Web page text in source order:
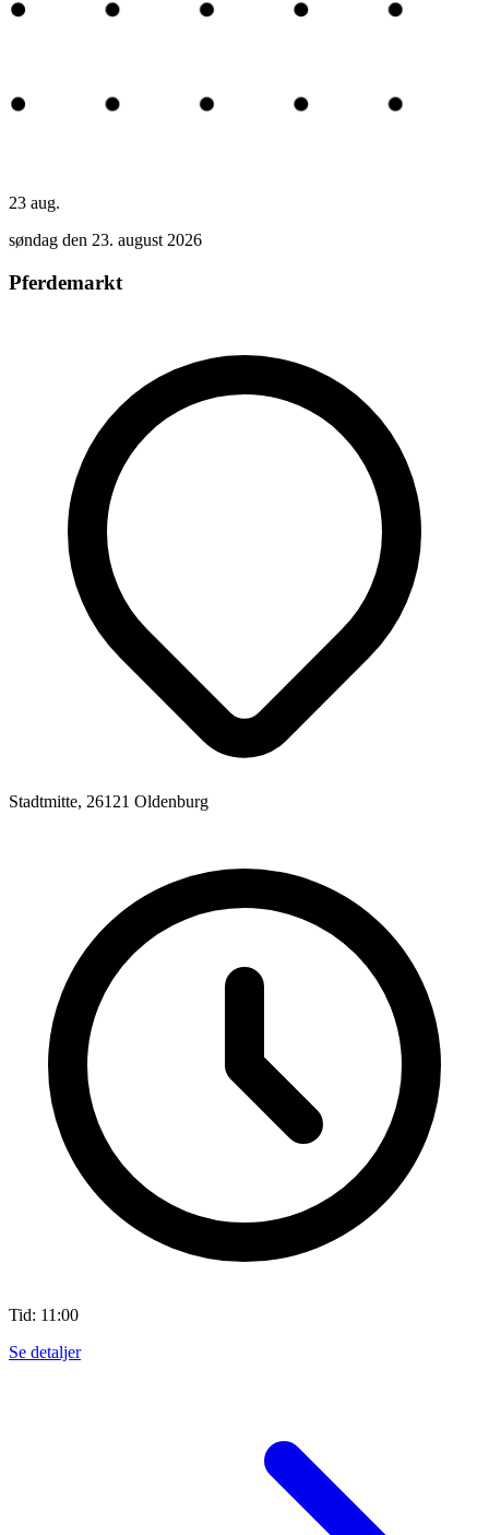
23 aug.
søndag den 23. august 2026
Pferdemarkt
Stadtmitte, 26121 Oldenburg
Tid: 11:00
Se detaljer